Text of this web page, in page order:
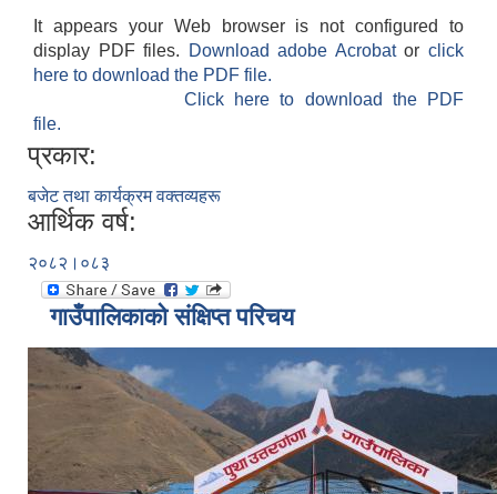
It appears your Web browser is not configured to
display PDF files.
Download adobe Acrobatorclick
here to download the PDF file.
Click here to download the PDF
file.
प्रकार:
बजेट तथा कार्यक्रम वक्तव्यहरू
आर्थिक वर्ष:
२०८२।०८३
गाउँपालिकाको संक्षिप्त परिचय